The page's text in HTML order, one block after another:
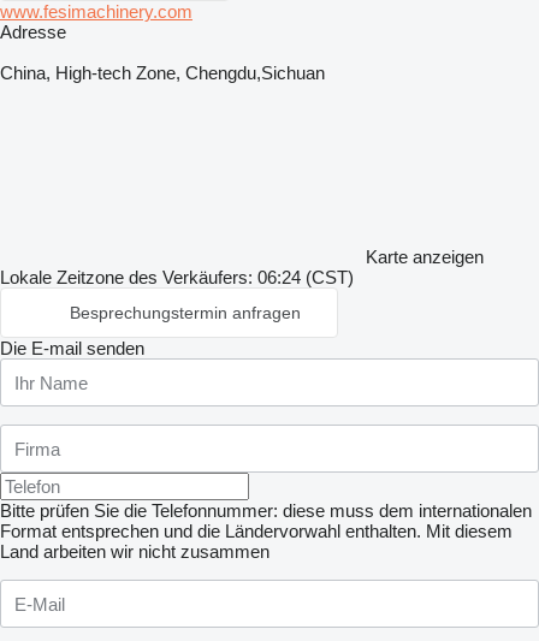
www.fesimachinery.com
Adresse
China, High-tech Zone, Chengdu,Sichuan
Karte anzeigen
Lokale Zeitzone des Verkäufers: 06:24 (CST)
Besprechungstermin anfragen
Die E-mail senden
Bitte prüfen Sie die Telefonnummer: diese muss dem internationalen
Format entsprechen und die Ländervorwahl enthalten. Mit diesem
Land arbeiten wir nicht zusammen